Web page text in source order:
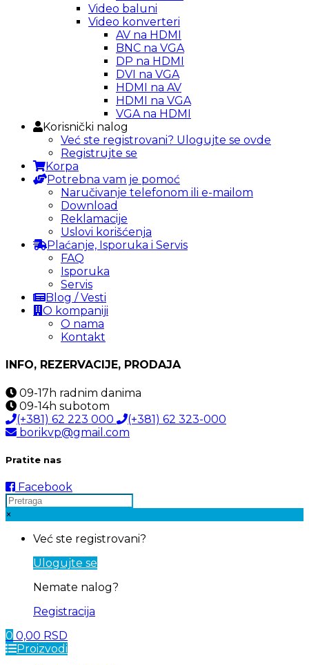
Video baluni
Video konverteri
AV na HDMI
BNC na VGA
DP na HDMI
DVI na VGA
HDMI na AV
HDMI na VGA
VGA na HDMI
Korisnički nalog
Već ste registrovani? Ulogujte se ovde
Registrujte se
Korpa
Potrebna vam je pomoć
Naručivanje telefonom ili e-mailom
Download
Reklamacije
Uslovi korišćenja
Plaćanje, Isporuka i Servis
FAQ
Isporuka
Servis
Blog / Vesti
O kompaniji
O nama
Kontakt
INFO, REZERVACIJE, PRODAJA
09-17h radnim danima
09-14h subotom
(+381) 62 223 000
(+381) 62 323-000
borikvp@gmail.com
Pratite nas
Facebook
×
Već ste registrovani?
Ulogujte se
Nemate nalog?
Registracija
0 0,00 RSD
Proizvodi